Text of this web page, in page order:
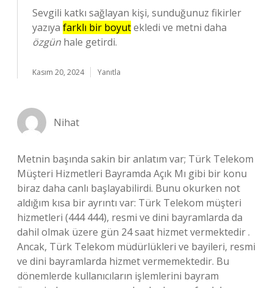
Sevgili katkı sağlayan kişi, sunduğunuz fikirler
yazıya farklı bir boyutekledi ve metni daha
özgün hale getirdi.
Kasım 20, 2024 Yanıtla
Nihat
Metnin başında sakin bir anlatım var; Türk Telekom
Müşteri Hizmetleri Bayramda Açık Mı gibi bir konu
biraz daha canlı başlayabilirdi. Bunu okurken not
aldığım kısa bir ayrıntı var: Türk Telekom müşteri
hizmetleri (444 444), resmi ve dini bayramlarda da
dahil olmak üzere gün 24 saat hizmet vermektedir .
Ancak, Türk Telekom müdürlükleri ve bayileri, resmi
ve dini bayramlarda hizmet vermemektedir. Bu
dönemlerde kullanıcıların işlemlerini bayram